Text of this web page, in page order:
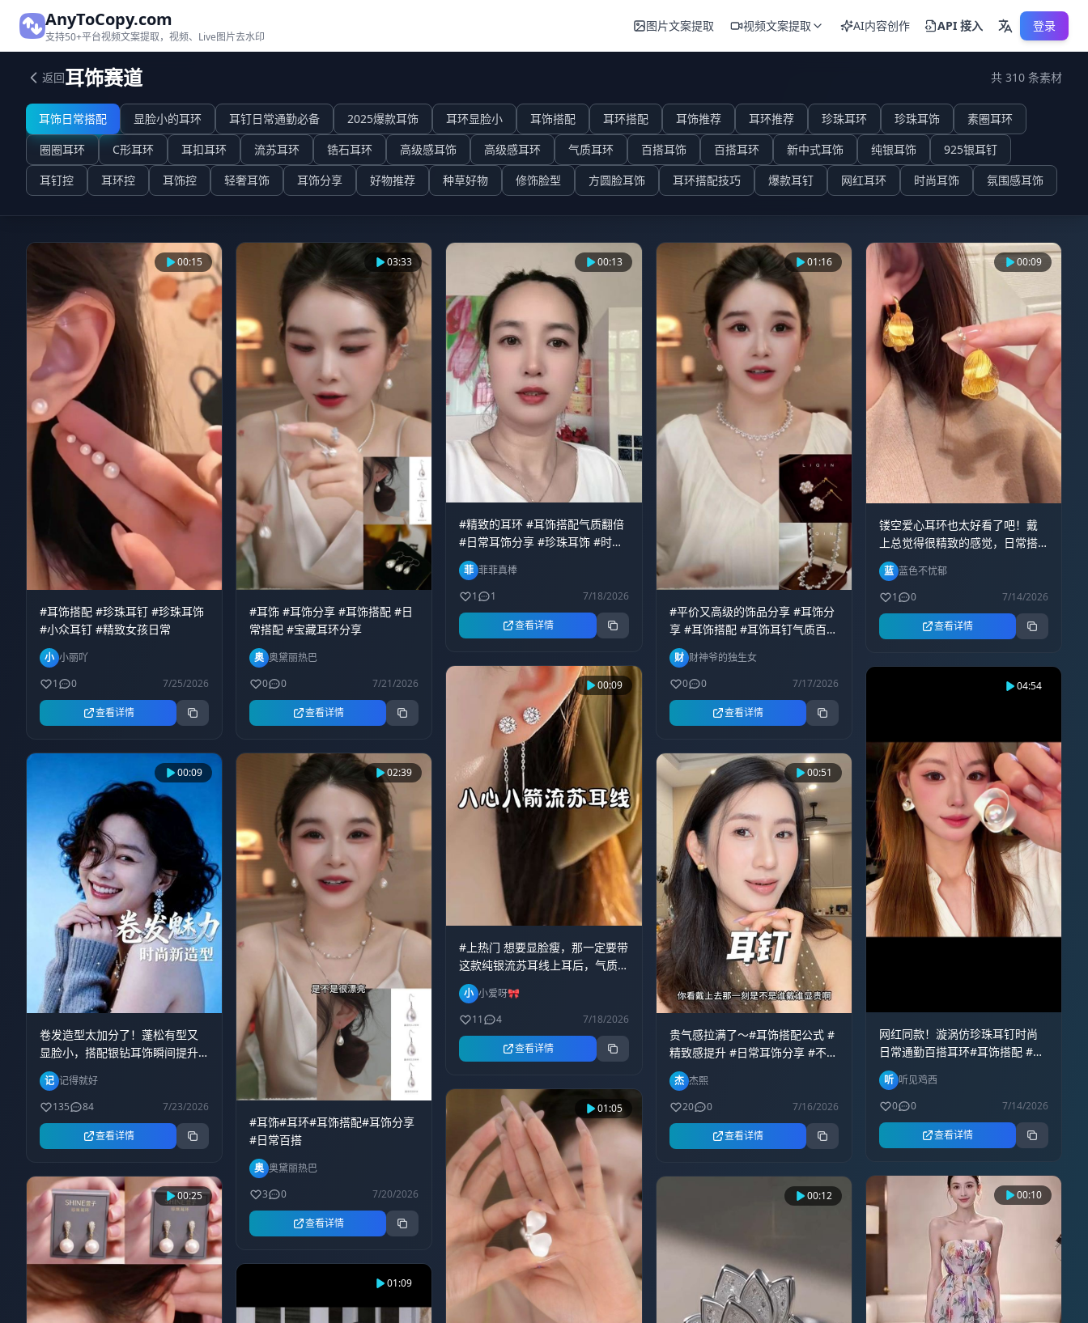
AnyToCopy.com
支持50+平台视频文案提取，视频、Live图片去水印
图片文案提取 视频文案提取 AI内容创作 API 接入 登录
返回耳饰赛道 共 310 条素材
耳饰日常搭配 显脸小的耳环 耳钉日常通勤必备 2025爆款耳饰 耳环显脸小 耳饰搭配 耳环搭配 耳饰推荐 耳环推荐 珍珠耳环 珍珠耳饰
素圈耳环
圈圈耳环
C形耳环 耳扣耳环 流苏耳环 锆石耳环 高级感耳饰 高级感耳环 气质耳环 百搭耳饰 百搭耳环 新中式耳饰 纯银耳饰
925银耳钉
耳钉控
耳环控 耳饰控 轻奢耳饰 耳饰分享 好物推荐 种草好物 修饰脸型 方圆脸耳饰 耳环搭配技巧 爆款耳钉 网红耳环 时尚耳饰 氛围感耳饰
00:15
#耳饰搭配 #珍珠耳钉 #珍珠耳饰
#小众耳钉 #精致女孩日常
小 小丽吖
1
0 7/25/2026
查看详情
00:09
卷发造型太加分了！蓬松有型又
显脸小，搭配银钻耳饰瞬间提升
气质✨日常通勤或约会都超适合
～#卷发魅力 #时尚新
记 记得就好
135
84 7/23/2026
查看详情
00:25
03:33
#耳饰 #耳饰分享 #耳饰搭配 #日
常搭配 #宝藏耳环分享
奥 奥黛丽热巴
0
0 7/21/2026
查看详情
02:39
#耳饰#耳环#耳饰搭配#耳饰分享
#日常百搭
奥 奥黛丽热巴
3
0 7/20/2026
查看详情
01:09
00:13
#精致的耳环 #耳饰搭配气质翻倍
#日常耳饰分享 #珍珠耳饰 #时尚
耳饰@DOU+小助手
菲 菲菲真棒
1
1 7/18/2026
查看详情
00:09
#上热门 想要显脸瘦，那一定要带
这款纯银流苏耳线上耳后，气质
氛围感立刻涌现。长长的流苏能
特别好的修饰脸型，戴上之后闪
闪发亮，既精致又华丽。不管是
日常出行还是上班通勤，他都能
适配，这种时尚与精致感兼具的
耳饰 #不挑脸型的耳钉 #耳饰美出
高级感 #日常耳饰分享
小 小爱呀🎀
11
4 7/18/2026
查看详情
01:05
01:16
#平价又高级的饰品分享 #耳饰分
享 #耳饰搭配 #耳饰耳钉气质百搭
#日常搭配
财 财神爷的独生女
0
0 7/17/2026
查看详情
00:51
贵气感拉满了～#耳饰搭配公式 #
精致感提升 #日常耳饰分享 #不挑
脸型的耳钉
杰 杰熙
20
0 7/16/2026
查看详情
00:12
00:09
镂空爱心耳环也太好看了吧！戴
上总觉得很精致的感觉，日常搭
配或者约会都可以佩戴#饰品分享
#耳饰耳环#日常搭配#镂空爱心耳
环#精致女人必备
蓝 蓝色不忧郁
1
0 7/14/2026
查看详情
04:54
网红同款！漩涡仿珍珠耳钉时尚
日常通勤百搭耳环#耳饰搭配 #珍
珠首饰 #小清新饰品 #简约耳钉 #
高性价比饰品
听 听见鸡西
0
0 7/14/2026
查看详情
00:10